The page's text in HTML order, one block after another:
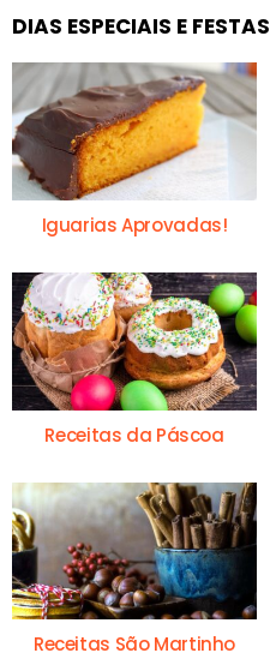
DIAS ESPECIAIS E FESTAS
Iguarias Aprovadas!
Receitas da Páscoa
Receitas São Martinho